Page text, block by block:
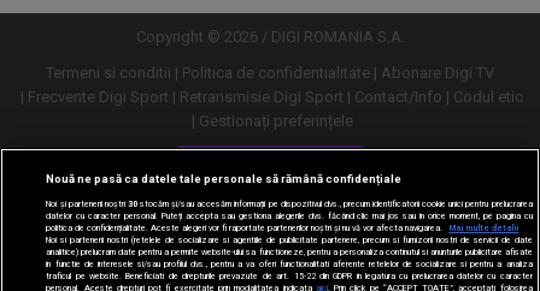
Copyright © 2026 / DIGI ROMANIA S.A.
Termeni si conditii
Politica de confidentialitate
Abonare Digi TV
Frecvente Digi Sport
Retransmisie Digi Sport Contact/Info
Codul etic
Gestionați preferințele
Versiune desktop
Nouă ne pasă ca datele tale personale să rămână confidențiale
Noi și partenerii noștri30stocăm și/sau accesăm informații pe dispozitivul dvs., precum identificatorii cookie unici pentru prelucrarea
datelor cu caracter personal. Puteți accepta sau gestiona alegerile dvs. făcând clic mai jos sau în orice moment, pe pagina cu
politica de confidențialitate. Aceste alegeri vor fi raportate partenerilor noștri și nu vă vor afecta navigarea.
Mai multe detalii
Noi si partenerii nostri (retelele de socializare si agentiile de publicitate partenere, precum si furnizorii nostri de servicii de date
analitice) prelucram date pentru a permite website-ului sa functioneze, pentru a personaliza continutul si anunturile publicitare afisate
in functie de interesele si/sau profilul dvs., pentru a va oferi functionalitati aferente retelelor de socializare si pentru a analiza
traficul pe website. Beneficiati de drepturile prevazute de art. 15-22 din GDPR in legatura cu prelucrarea datelor cu caracter
personal. Aceste drepturi pot fi exercitate prin modalitatea indicata aici. Prin click pe “ACCEPT TOATE”, acceptati folosirea